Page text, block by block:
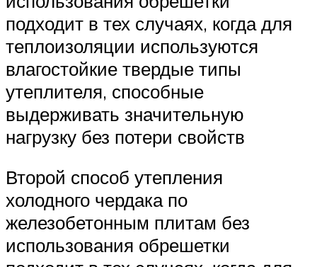
подходит в тех случаях, когда для
теплоизоляции используются
влагостойкие твердые типы
утеплителя, способные
выдерживать значительную
нагрузку без потери свойств
Второй способ утепления
холодного чердака по
железобетонным плитам без
использования обрешетки